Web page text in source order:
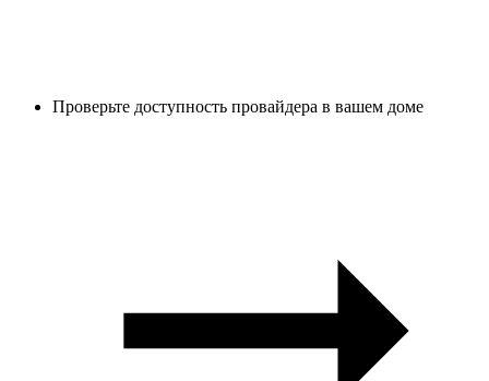
Проверьте доступность провайдера в вашем доме